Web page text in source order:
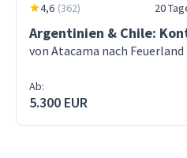
4,6 (362) 20
Argentinien & Chile:
von Atacama nach
Ab:
5.300 EUR